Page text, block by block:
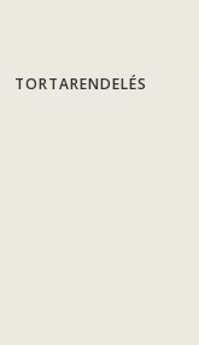
TORTARENDELÉS